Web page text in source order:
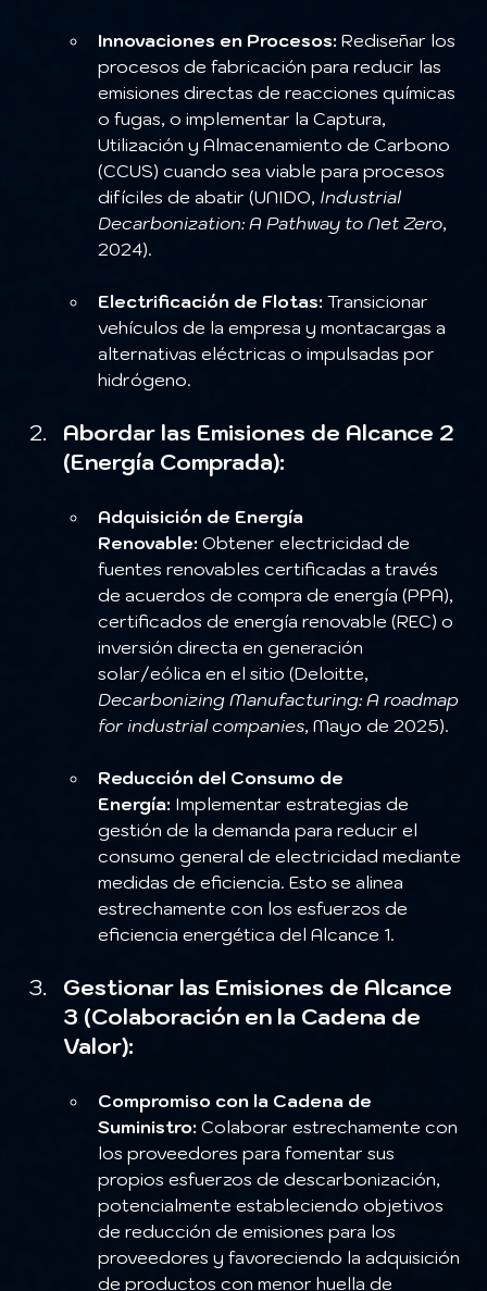
Innovaciones en Procesos: Rediseñar los
procesos de fabricación para reducir las
emisiones directas de reacciones químicas
o fugas, o implementar la Captura,
Utilización y Almacenamiento de Carbono
(CCUS) cuando sea viable para procesos
difíciles de abatir (UNIDO, Industrial
Decarbonization: A Pathway to Net Zero,
2024).
Electrificación de Flotas: Transicionar
vehículos de la empresa y montacargas a
alternativas eléctricas o impulsadas por
hidrógeno.
Abordar las Emisiones de Alcance 2
(Energía Comprada):
Adquisición de Energía
Renovable: Obtener electricidad de
fuentes renovables certificadas a través
de acuerdos de compra de energía (PPA),
certificados de energía renovable (REC) o
inversión directa en generación
solar/eólica en el sitio (Deloitte,
Decarbonizing Manufacturing: A roadmap
for industrial companies, Mayo de 2025).
Reducción del Consumo de
Energía: Implementar estrategias de
gestión de la demanda para reducir el
consumo general de electricidad mediante
medidas de eficiencia. Esto se alinea
estrechamente con los esfuerzos de
eficiencia energética del Alcance 1.
Gestionar las Emisiones de Alcance
3 (Colaboración en la Cadena de
Valor):
Compromiso con la Cadena de
Suministro: Colaborar estrechamente con
los proveedores para fomentar sus
propios esfuerzos de descarbonización,
potencialmente estableciendo objetivos
de reducción de emisiones para los
proveedores y favoreciendo la adquisición
de productos con menor huella de